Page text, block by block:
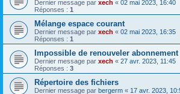
Dernier message par xech « 02 mai 2023, 16:40
Réponses : 1
Mélange espace courant
Dernier message par xech « 02 mai 2023, 16:35
Réponses : 1
Impossible de renouveler abonnement
Dernier message par xech « 27 avr. 2023, 11:45
Réponses : 3
Répertoire des fichiers
Dernier message par bergerm « 17 avr. 2023,